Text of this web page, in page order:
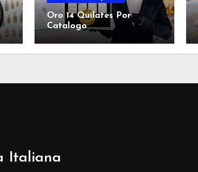
Oro 14 Quilates Por
Catalogo
Italiana